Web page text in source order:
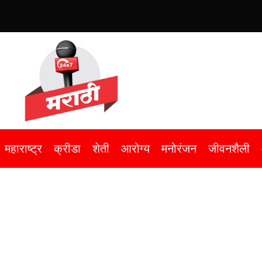
महाराष्ट्र क्रीडा शेती आरोग्य मनोरंजन जीवनशैली